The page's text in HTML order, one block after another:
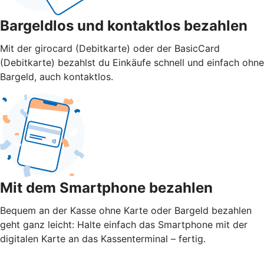
Bargeldlos und kontaktlos bezahlen
Mit der girocard (Debitkarte) oder der BasicCard
(Debitkarte) bezahlst du Einkäufe schnell und einfach ohne
Bargeld, auch kontaktlos.
Mit dem Smartphone bezahlen
Bequem an der Kasse ohne Karte oder Bargeld bezahlen
geht ganz leicht: Halte einfach das Smartphone mit der
digitalen Karte an das Kassenterminal – fertig.